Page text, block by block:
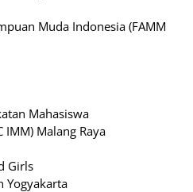
Muda Indonesia (FAMM
Mahasiswa
IMM) Malang Raya
Girls
Yogyakarta